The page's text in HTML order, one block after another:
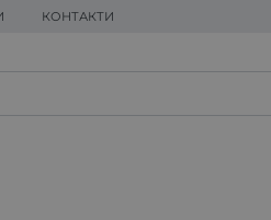
КОНТАКТИ